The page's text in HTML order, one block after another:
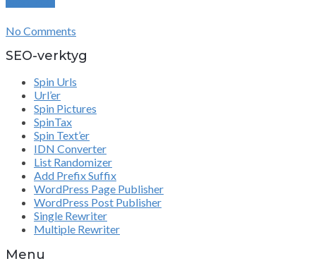
No Comments
SEO-verktyg
Spin Urls
Url’er
Spin Pictures
SpinTax
Spin Text’er
IDN Converter
List Randomizer
Add Prefix Suffix
WordPress Page Publisher
WordPress Post Publisher
Single Rewriter
Multiple Rewriter
Menu